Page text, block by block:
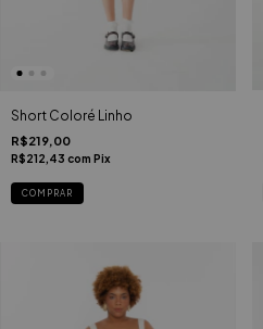
Short Coloré Linho
R$219,00
R$212,43 com Pix
COMPRAR